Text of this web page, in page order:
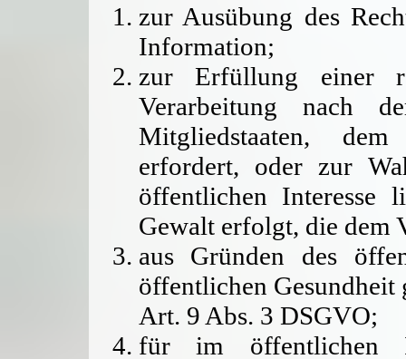
zur Ausübung des
Information;
zur Erfüllung einer
Verarbeitung nach
Mitgliedstaaten,
erfordert, oder zur
öffentlichen Interesse
Gewalt erfolgt, die dem
aus Gründen des
öffentlichen
Art. 9 Abs. 3 DSGVO;
für im öffentlichen